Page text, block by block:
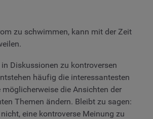
zu schwimmen, kann mit der Zeit
Diskussionen zu kontroversen
häufig die interessantesten
möglicherweise die Ansichten der
Themen ändern. Bleibt zu sagen:
eine kontroverse Meinung zu